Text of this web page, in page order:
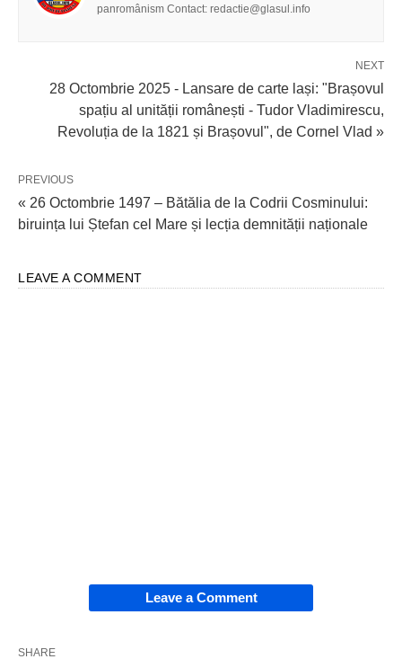
panromânism Contact: redactie@glasul.info
NEXT
28 Octombrie 2025 - Lansare de carte lași: "Brașovul
spațiu al unității românești - Tudor Vladimirescu,
Revoluția de la 1821 și Brașovul", de Cornel Vlad »
PREVIOUS
« 26 Octombrie 1497 – Bătălia de la Codrii Cosminului:
biruința lui Ștefan cel Mare și lecția demnității naționale
LEAVE A COMMENT
Leave a Comment
SHARE